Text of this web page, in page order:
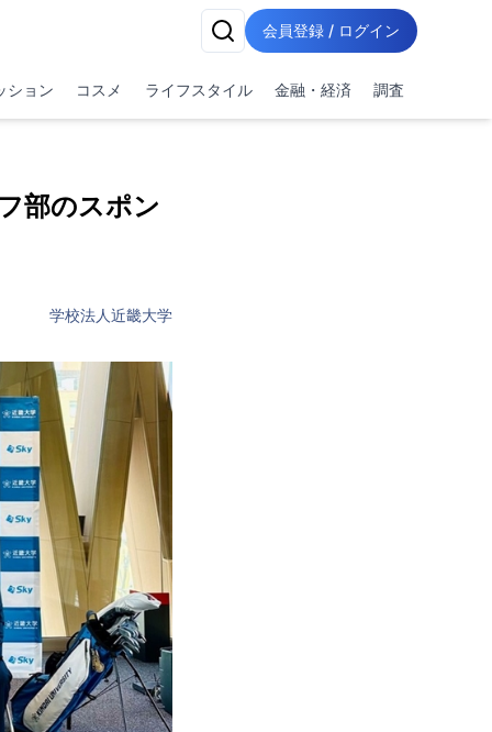
会員登録 / ログイン
ション コスメ ライフスタイル 金融・経済 調査
部のスポン
学校法人近畿大学